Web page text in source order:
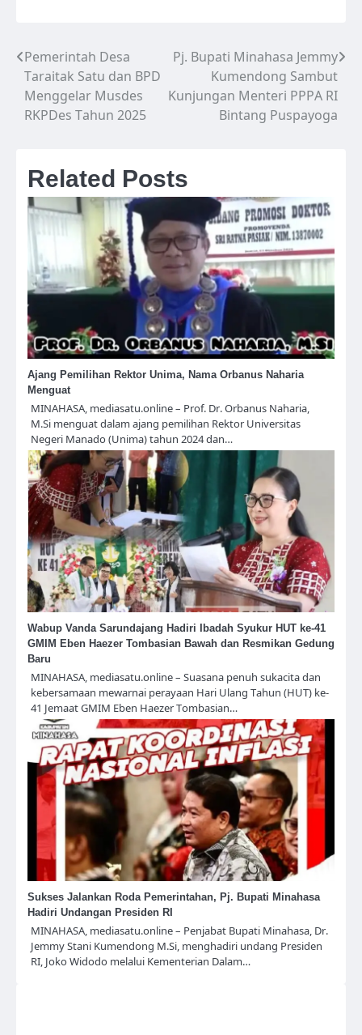
Navigasi
pos
Pemerintah Desa
Taraitak Satu dan BPD
Menggelar Musdes
RKPDes Tahun 2025
Pj. Bupati Minahasa Jemmy
Kumendong Sambut
Kunjungan Menteri PPPA RI
Bintang Puspayoga
Related Posts
Ajang Pemilihan Rektor Unima, Nama Orbanus Naharia
Menguat
MINAHASA, mediasatu.online – Prof. Dr. Orbanus Naharia,
M.Si menguat dalam ajang pemilihan Rektor Universitas
Negeri Manado (Unima) tahun 2024 dan…
Wabup Vanda Sarundajang Hadiri Ibadah Syukur HUT ke-41
GMIM Eben Haezer Tombasian Bawah dan Resmikan Gedung
Baru
MINAHASA, mediasatu.online – Suasana penuh sukacita dan
kebersamaan mewarnai perayaan Hari Ulang Tahun (HUT) ke-
41 Jemaat GMIM Eben Haezer Tombasian…
Sukses Jalankan Roda Pemerintahan, Pj. Bupati Minahasa
Hadiri Undangan Presiden RI
MINAHASA, mediasatu.online – Penjabat Bupati Minahasa, Dr.
Jemmy Stani Kumendong M.Si, menghadiri undang Presiden
RI, Joko Widodo melalui Kementerian Dalam…